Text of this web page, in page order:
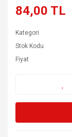
84,00 TL
Kategori
Stok Kodu
Fiyat